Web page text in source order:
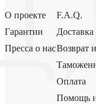
О проекте
Гарантии
Пресса о нас
F.A.Q.
Доставка
Возврат
Оплата
Помощь